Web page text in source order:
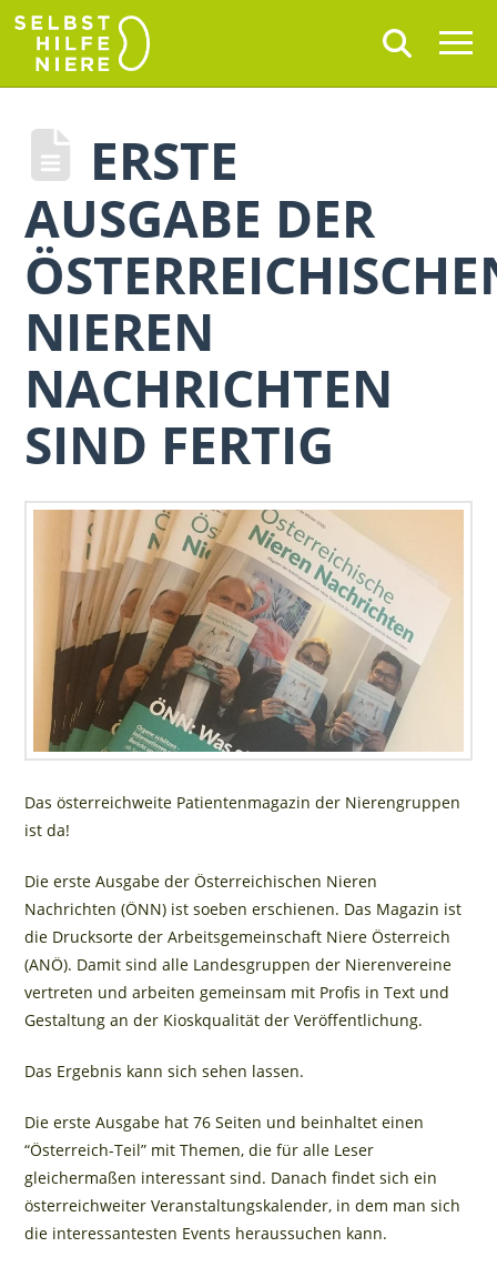
ERSTE
AUSGABE DER
NIEREN
NACHRICHTEN
SIND FERTIG
Das österreichweite Patientenmagazin der Nierengruppen
ist da!
Die erste Ausgabe der Österreichischen Nieren
Nachrichten (ÖNN) ist soeben erschienen. Das Magazin ist
die Drucksorte der Arbeitsgemeinschaft Niere Österreich
(ANÖ). Damit sind alle Landesgruppen der Nierenvereine
vertreten und arbeiten gemeinsam mit Profis in Text und
Gestaltung an der Kioskqualität der Veröffentlichung.
Das Ergebnis kann sich sehen lassen.
Die erste Ausgabe hat 76 Seiten und beinhaltet einen
“Österreich-Teil” mit Themen, die für alle Leser
gleichermaßen interessant sind. Danach findet sich ein
österreichweiter Veranstaltungskalender, in dem man sich
die interessantesten Events heraussuchen kann.